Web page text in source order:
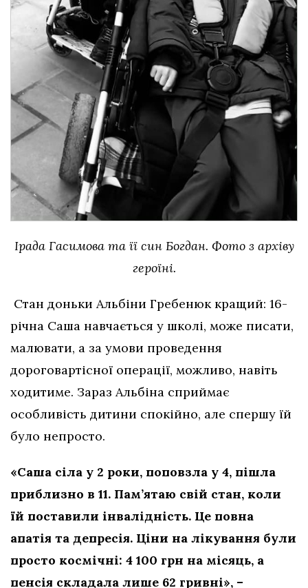
Ірада Гасимова та її син Богдан. Фото з архіву
героїні.
Стан доньки Альбіни Гребенюк кращий: 16-
річна Саша навчається у школі, може писати,
малювати, а за умови проведення
дороговартісної операції, можливо, навіть
ходитиме. Зараз Альбіна сприймає
особливість дитини спокійно, але спершу їй
було непросто.
«Саша сіла у 2 роки, поповзла у 4, пішла
приблизно в 11. Пам’ятаю свій стан, коли
їй поставили інвалідність. Це повна
апатія та депресія. Ціни на лікування були
просто космічні: 4 100 грн на місяць, а
пенсія складала лише 62 гривні», –